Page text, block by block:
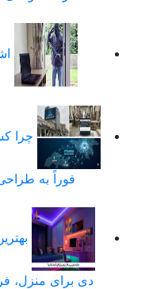
چرا
فوراً به طراحی
بهترین
دی برای منزل،